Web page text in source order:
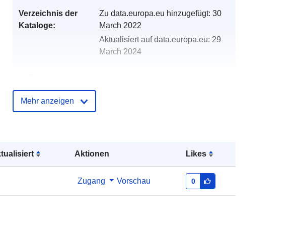
Aktionen Likes
Zugang Vorschau 0
Verzeichnis der
Kataloge:
Zu data.europa.eu hinzugefügt: 30
March 2022
Aktualisiert auf data.europa.eu: 29
March 2024
Mehr anzeigen